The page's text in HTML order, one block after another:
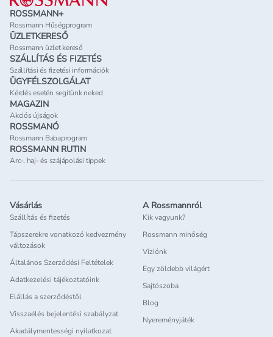
ROSSMANN+
Rossmann Hűségprogram
ÜZLETKERESŐ
Rossmann üzlet kereső
SZÁLLÍTÁS ÉS FIZETÉS
Szállítási és fizetési információk
ÜGYFÉLSZOLGÁLAT
Kérdés esetén segítünk neked
MAGAZIN
Akciós újságok
ROSSMANÓ
Rossmann Babaprogram
ROSSMANN RUTIN
Arc-, haj- és szájápolási tippek
Vásárlás
Szállítás és fizetés
Tápszerekre vonatkozó kedvezmény
változások
Általános Szerződési Feltételek
Adatkezelési tájékoztatóink
Elállás a szerződéstől
Visszaélés bejelentési szabályzat
Akadálymentességi nyilatkozat
A Rossmannról
Kik vagyunk?
Rossmann minőség
Víziónk
Egy zöldebb világért
Sajtószoba
Blog
Nyereményjáték